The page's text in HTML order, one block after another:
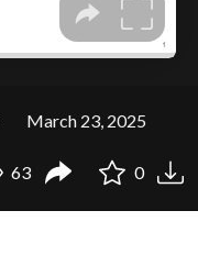
March 23, 2025
63 0